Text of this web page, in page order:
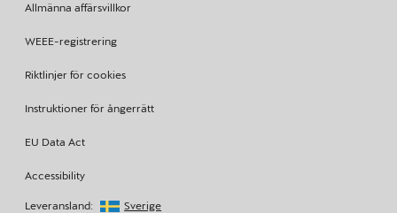
Allmänna affärsvillkor
WEEE-registrering
Riktlinjer för cookies
Instruktioner för ångerrätt
EU Data Act
Accessibility
Leveransland: Sverige